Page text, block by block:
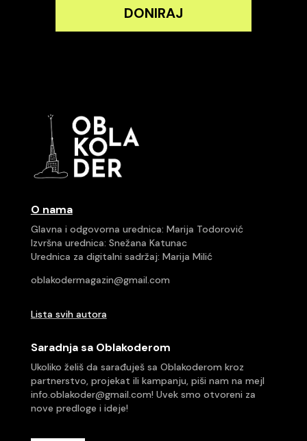
DONIRAJ
O nama
Glavna i odgovorna urednica: Marija Todorović
Izvršna urednica: Snežana Katunac
Urednica za digitalni sadržaj: Marija Milić
oblakodermagazin@gmail.com
Lista svih autora
Saradnja sa Oblakoderom
Ukoliko želiš da sarađuješ sa Oblakoderom kroz
partnerstvo, projekat ili kampanju, piši nam na mejl
info.oblakoder@gmail.com! Uvek smo otvoreni za
nove predloge i ideje!